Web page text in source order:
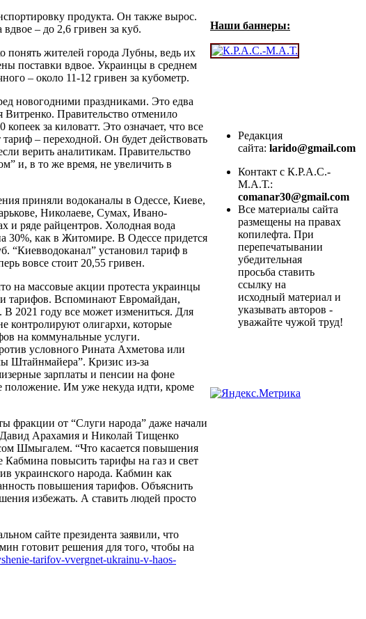
продукта. Он также вырос.
– до 2,6 гривен за куб.
понять жителей города Лубны, ведь их
поставки вдвое. Украинцы в среднем
– около 11-12 гривен за кубометр.
новогодними праздниками. Это едва
Правительство отменило
за киловатт. Это означает, что все
– переходной. Он будет действовать
верить аналитикам. Правительство
и, в то же время, не увеличить в
приняли водоканалы в Одессе, Киеве,
Николаеве, Сумах, Ивано-
и ряде райцентров. Холодная вода
30%, как в Житомире. В Одессе придется
“Киевводоканал” установил тариф в
вовсе стоит 20,55 гривен.
на массовые акции протеста украинцы
тарифов. Вспоминают Евромайдан,
2021 году все может измениться. Для
контролируют олигархи, которые
на коммунальные услуги.
условного Рината Ахметова или
Штайнмайера”. Кризис из-за
зарплаты и пенсии на фоне
положение. Им уже некуда идти, кроме
фракции от “Слуги народа” даже начали
Арахамия и Николай Тищенко
Шмыгалем. “Что касается повышения
повысить тарифы на газ и свет
украинского народа. Кабмин как
повышения тарифов. Объяснить
избежать. А ставить людей просто
сайте президента заявили, что
готовит решения для того, чтобы на
tarifov-vvergnet-ukrainu-v-haos-
Наши баннеры:
Редакция
сайта: larido@gmail.com
Контакт с К.Р.А.С.-
М.А.Т.:
comanar30@gmail.com
Все материалы сайта
размещены на правах
копилефта. При
перепечатывании
убедительная
просьба ставить
ссылку на
исходный материал и
указывать авторов -
уважайте чужой труд!